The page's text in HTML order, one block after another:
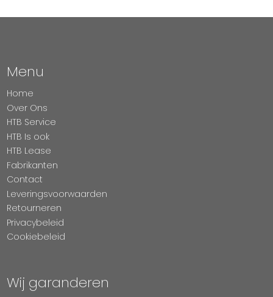
Menu
Home
Over Ons
HTB Service
HTB Is ook
HTB Lease
Fabrikanten
Contact
Leveringsvoorwaarden
Retourneren
Privacybeleid
Cookiebeleid
Wij garanderen